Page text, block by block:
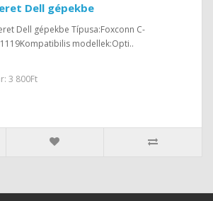
Dell gépekbe
Dell gépekbe Típusa:Foxconn C-
modellek:Opti..
3 800Ft